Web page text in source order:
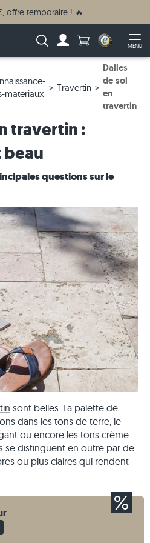
offre temporaire ! 🔥
MENU
Recherche :Anzahl
materiaux
Travertin
Dalles
de sol
en
travertin
travertin :
questions sur le
sont belles. La palette de
dans les tons de terre, le
ou encore les tons crème
se distinguent en outre par de
ou plus claires qui rendent